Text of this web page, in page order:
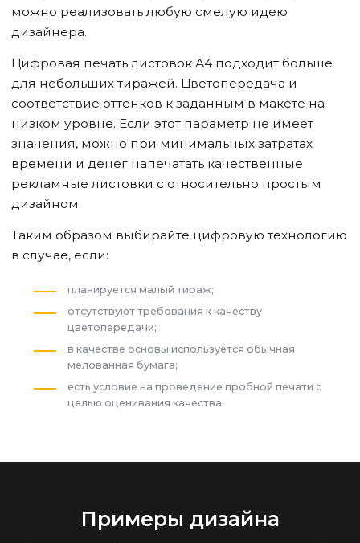
можно реализовать любую смелую идею
дизайнера.
Цифровая печать листовок А4 подходит больше
для небольших тиражей. Цветопередача и
соответствие оттенков к заданным в макете на
низком уровне. Если этот параметр не имеет
значения, можно при минимальных затратах
времени и денег напечатать качественные
рекламные листовки с относительно простым
дизайном.
Таким образом выбирайте цифровую технологию
в случае, если:
планируется малый тираж;
отсутствуют требования к качеству
цветопередачи;
в качестве основы используется обычная
мелованная бумага;
есть условие на проведение пробной печати с
целью оценивания качества.
Примеры дизайна